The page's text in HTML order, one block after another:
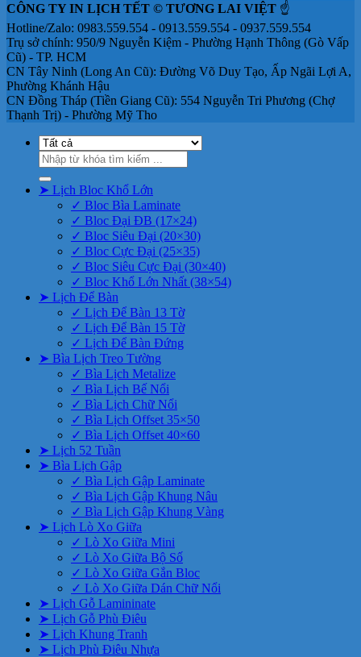
CÔNG TY IN LỊCH TẾT © TƯƠNG LAI VIỆT ☝️
Hotline/Zalo: 0983.559.554 - 0913.559.554 - 0937.559.554
Trụ sở chính: 950/9 Nguyễn Kiệm - Phường Hạnh Thông (Gò Vấp
Cũ) - TP. HCM
CN Tây Ninh (Long An Cũ): Đường Võ Duy Tạo, Ấp Ngãi Lợi A,
Phường Khánh Hậu
CN Đồng Tháp (Tiền Giang Cũ): 554 Nguyễn Tri Phương (Chợ
Thạnh Trị) - Phường Mỹ Tho
Tìm
kiếm:
➤ Lịch Bloc Khổ Lớn
✓ Bloc Bìa Laminate
✓ Bloc Đại ĐB (17×24)
✓ Bloc Siêu Đại (20×30)
✓ Bloc Cực Đại (25×35)
✓ Bloc Siêu Cực Đại (30×40)
✓ Bloc Khổ Lớn Nhất (38×54)
➤ Lịch Để Bàn
✓ Lịch Để Bàn 13 Tờ
✓ Lịch Để Bàn 15 Tờ
✓ Lịch Để Bàn Đứng
➤ Bìa Lịch Treo Tường
✓ Bìa Lịch Metalize
✓ Bìa Lịch Bế Nổi
✓ Bìa Lịch Chữ Nổi
✓ Bìa Lịch Offset 35×50
✓ Bìa Lịch Offset 40×60
➤ Lịch 52 Tuần
➤ Bìa Lịch Gập
✓ Bìa Lịch Gập Laminate
✓ Bìa Lịch Gập Khung Nâu
✓ Bìa Lịch Gập Khung Vàng
➤ Lịch Lò Xo Giữa
✓ Lò Xo Giữa Mini
✓ Lò Xo Giữa Bộ Số
✓ Lò Xo Giữa Gắn Bloc
✓ Lò Xo Giữa Dán Chữ Nổi
➤ Lịch Gỗ Lamininate
➤ Lịch Gỗ Phù Điêu
➤ Lịch Khung Tranh
➤ Lịch Phù Điêu Nhựa